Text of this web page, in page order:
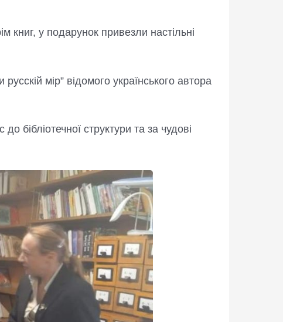
книг, у подарунок привезли настільні
мір” відомого українського автора
бібліотечної структури та за чудові